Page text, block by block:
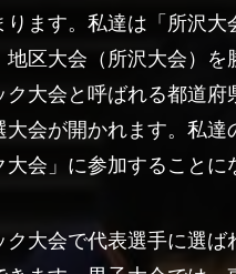
ります。私達は「所沢大
地区大会（所沢大会）を
ク大会と呼ばれる都道府
大会が開かれます。私達
大会」に参加することに
ク大会で代表選手に選ば